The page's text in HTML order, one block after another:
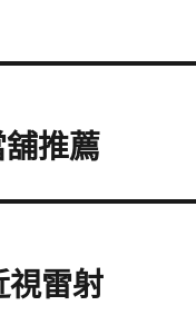
推薦
視雷射